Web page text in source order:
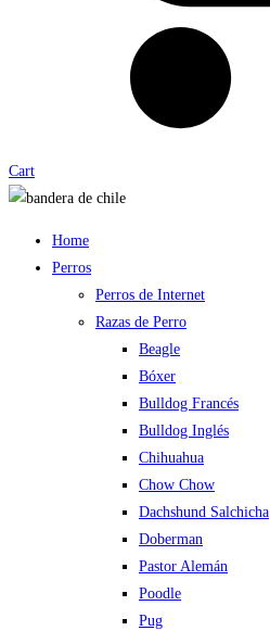
Cart
Home
Perros
Perros de Internet
Razas de Perro
Beagle
Bóxer
Bulldog Francés
Bulldog Inglés
Chihuahua
Chow Chow
Dachshund Salchicha
Doberman
Pastor Alemán
Poodle
Pug